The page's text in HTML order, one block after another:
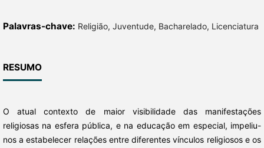
Palavras-chave: Religião, Juventude, Bacharelado, Licenciatura
RESUMO
O atual contexto de maior visibilidade das manifestações
religiosas na esfera pública, e na educação em especial, impeliu-
nos a estabelecer relações entre diferentes vínculos religiosos e os